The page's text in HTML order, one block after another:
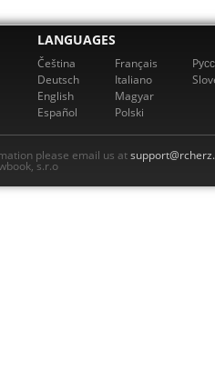
LANGUAGES
Čeština
Deutsch
English
Español
Français
Italiano
Magyar
Polski
please email us at
s.r.o